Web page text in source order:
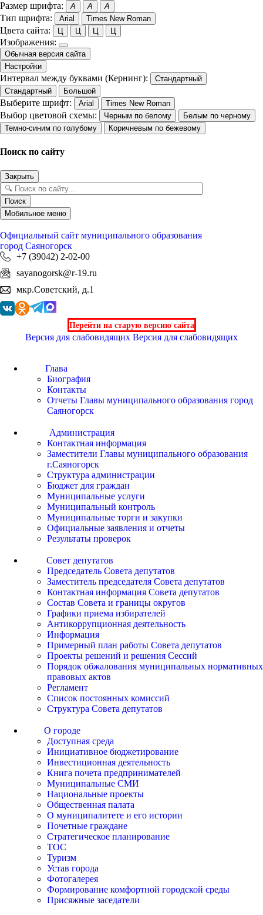
Размер шрифта: A A A
Тип шрифта: Arial Times New Roman
Цвета сайта: Ц Ц Ц Ц
Изображения:
Обычная версия сайта
Настройки
Интервал между буквами (Кернинг):
Стандартный
Стандартный
Большой
Выберите шрифт: Arial Times New Roman
Выбор цветовой схемы: Черным по белому
Белым по черному
Темно-синим по голубому
Коричневым по бежевому
Поиск по сайту
Закрыть
Поиск
Мобильное меню
Официальный сайт муниципального образования
город Саяногорск
+7 (39042) 2-02-00
sayanogorsk@r-19.ru
мкр.Советский, д.1
Перейти на старую версию сайта
Версия для слабовидящих Версия для слабовидящих
Глава
Биография
Контакты
Отчеты Главы муниципального образования город
Саяногорск
Администрация
Контактная информация
Заместители Главы муниципального образования
г.Саяногорск
Структура администрации
Бюджет для граждан
Муниципальные услуги
Муниципальный контроль
Муниципальные торги и закупки
Официальные заявления и отчеты
Результаты проверок
Совет депутатов
Председатель Совета депутатов
Заместитель председателя Совета депутатов
Контактная информация Совета депутатов
Состав Совета и границы округов
Графики приема избирателей
Антикоррупционная деятельность
Информация
Примерный план работы Совета депутатов
Проекты решений и решения Сессий
Порядок обжалования муниципальных нормативных
правовых актов
Регламент
Список постоянных комиссий
Структура Совета депутатов
О городе
Доступная среда
Инициативное бюджетирование
Инвестиционная деятельность
Книга почета предпринимателей
Муниципальные СМИ
Национальные проекты
Общественная палата
О муниципалитете и его истории
Почетные граждане
Стратегическое планирование
ТОС
Туризм
Устав города
Фотогалерея
Формирование комфортной городской среды
Присяжные заседатели